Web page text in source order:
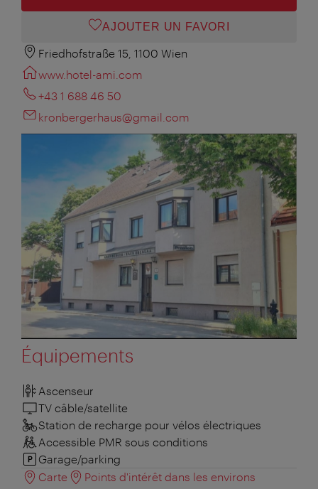
AJOUTER UN FAVORI
Friedhofstraße 15, 1100 Wien
www.hotel-ami.com
+43 1 688 46 50
kronbergerhaus@gmail.com
Équipements
Ascenseur
TV câble/satellite
Station de recharge pour vélos électriques
Accessible PMR sous conditions
Garage/parking
Carte
Points d'intérêt dans les environs